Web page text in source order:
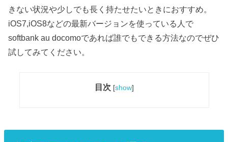
きない状況や少しでも長く持たせたいときにおすすめ。
iOS7,iOS8などの最新バージョンを使っている人で
softbank au docomoであれば誰でもできる方法なのでぜひ
試してみてください。
目次 [show]